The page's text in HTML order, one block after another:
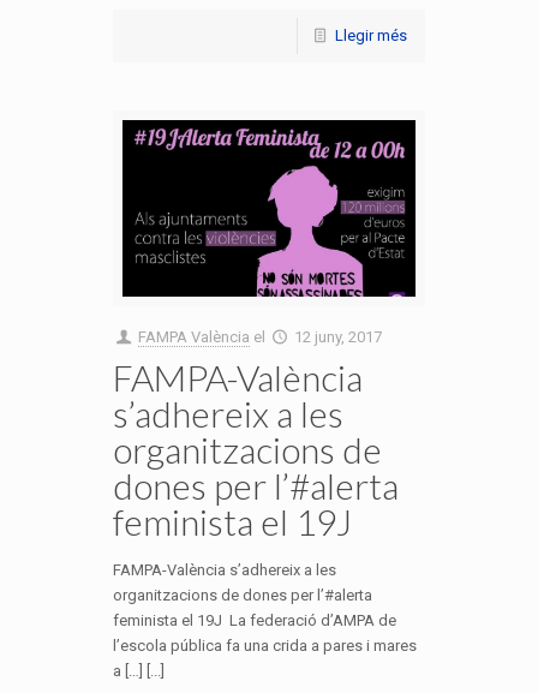
Llegir més
FAMPA València el 12 juny, 2017
FAMPA-València
s’adhereix a les
organitzacions de
dones per l’#alerta
feminista el 19J
FAMPA-València s’adhereix a les
organitzacions de dones per l’#alerta
feminista el 19J La federació d’AMPA de
l’escola pública fa una crida a pares i mares
a […] [...]